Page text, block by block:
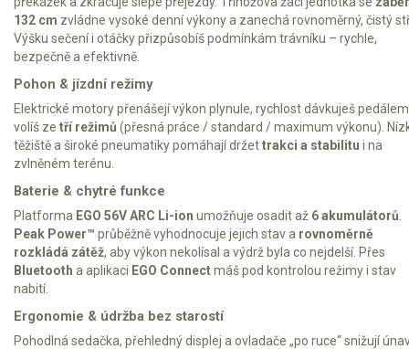
Elektrické čtyřkolky
Náhradní díly
Náhradní díly pro motorové pily
Zahradní traktory
Řetězové pily
Náhradní díly pro křovinořezy
Náhradní díly pro sekačky
132 cm zvládne vysoké denní výkony a zanechá rovnoměrný, čistý
Výšku sečení i otáčky přizpůsobíš podmínkám trávníku – rychle,
bezpečně a efektivně.
Pohon & jízdní režimy
Elektrické motory přenášejí výkon plynule, rychlost dávkuješ
volíš ze tří režimů (přesná práce / standard / maximum výkonu).
těžiště a široké pneumatiky pomáhají držettrakci a stabilitu i na
zvlněném terénu.
Baterie & chytré funkce
Platforma EGO 56V ARC Li-ion umožňuje osadit až 6 akumulátorů
Peak Power™ průběžně vyhodnocuje jejich stav a rovnoměrně
rozkládá zátěž, aby výkon nekolísal a výdrž byla co nejdelší. Přes
Bluetooth a aplikaci EGO Connectmáš pod kontrolou režimy i stav
nabití.
Ergonomie & údržba bez starostí
Pohodlná sedačka, přehledný displej a ovladače „po ruce“ snižují